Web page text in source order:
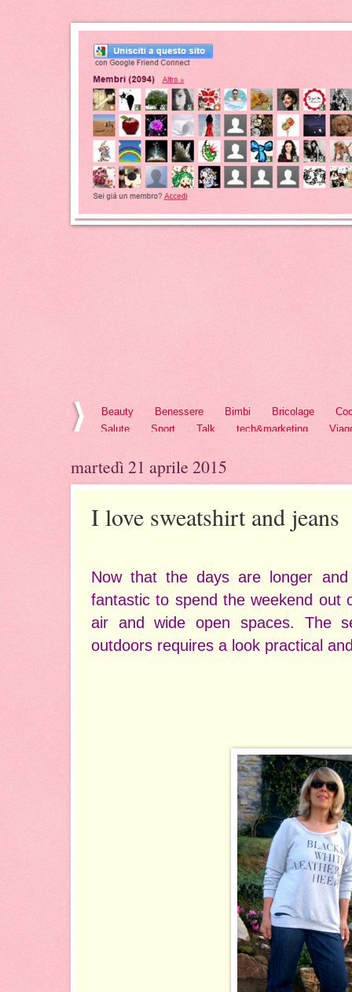
Beauty Benessere Bimbi Bricolage
Salute
Sport Talk tech&marketing
martedì 21 aprile 2015
I love sweatshirt and jeans
Now that the days are longer
fantastic to spend the weekend out
air and wide open spaces. The
outdoors requires a look practical